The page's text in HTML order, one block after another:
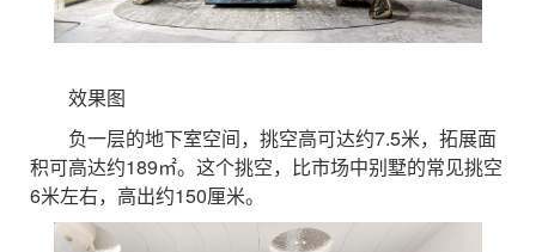
效果图
负一层的地下室空间，挑空高可达约7.5米，拓展面
积可高达约189㎡。这个挑空，比市场中别墅的常见挑空
6米左右，高出约150厘米。